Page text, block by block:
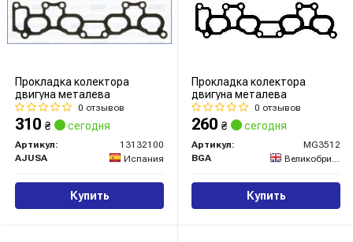
Прокладка колектора
двигуна металева
0 отзывов
310 ₴ сегодня
Артикул:
13132100
AJUSA
Испания
Купить
Прокладка колектора
двигуна металева
0 отзывов
260 ₴ сегодня
Артикул:
MG3512
BGA
Великобритания
Купить